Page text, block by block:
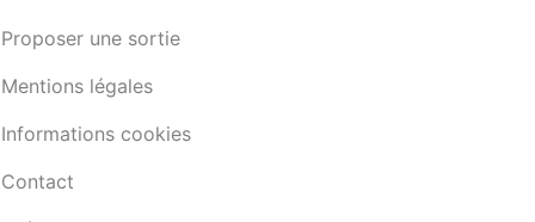
Proposer une sortie
Mentions légales
Informations cookies
Contact